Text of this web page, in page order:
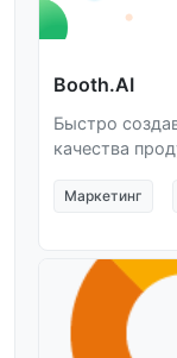
Booth.AI
Быстро
качества
Маркетинг